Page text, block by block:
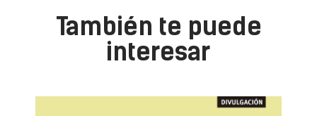
También te puede
interesar